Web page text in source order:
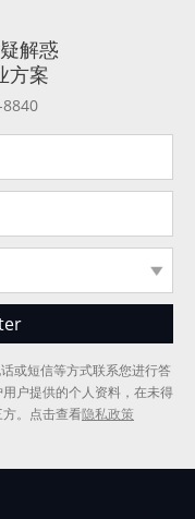
解惑
方案
或短信等方式联系您进行答
户提供的个人资料，在未得
。点击查看隐私政策